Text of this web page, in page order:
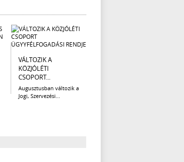
VÁLTOZIK A
KÖZJÓLÉTI
CSOPORT...
Augusztusban változik a
Jogi, Szervezési...